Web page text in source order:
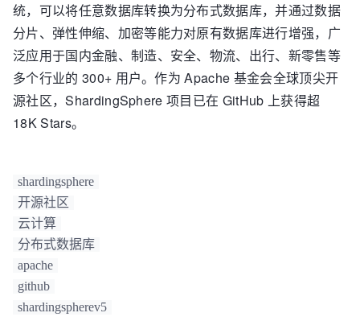
统，可以将任意数据库转换为分布式数据库，并通过数据
分片、弹性伸缩、加密等能力对原有数据库进行增强，广
泛应用于国内金融、制造、安全、物流、出行、新零售等
多个行业的 300+ 用户。作为 Apache 基金会全球顶尖开
源社区，ShardingSphere 项目已在 GitHub 上获得超
18K Stars。
shardingsphere
开源社区
云计算
分布式数据库
apache
github
shardingspherev5